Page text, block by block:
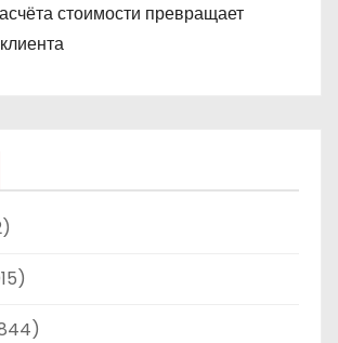
стоимости превращает